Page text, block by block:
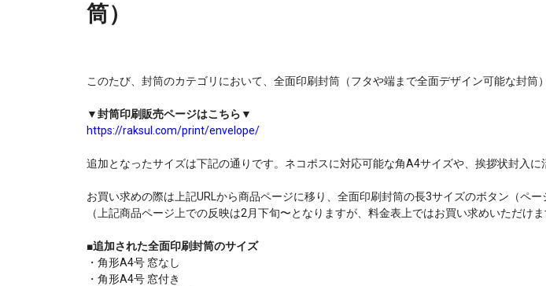
筒）
このたび、封筒のカテゴリにおいて、全面印刷封筒（フタや端まで全面デザイン可能な封筒
▼封筒印刷販売ページはこちら▼
https://raksul.com/print/envelope/
追加となったサイズは下記の通りです。ネコポスに対応可能な角A4サイズや、挨拶状封入に
お買い求めの際は上記URLから商品ページに移り、全面印刷封筒の長3サイズのボタン（ペ
（上記商品ページ上での反映は2月下旬〜となりますが、料金表上ではお買い求めいただけま
■追加された全面印刷封筒のサイズ
・角形A4号 窓なし
・角形A4号 窓付き